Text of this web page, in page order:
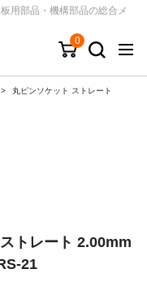
用部品・機構部品の総合メ
0
>
丸ピンソケット ストレート
トレート 2.00mm
21